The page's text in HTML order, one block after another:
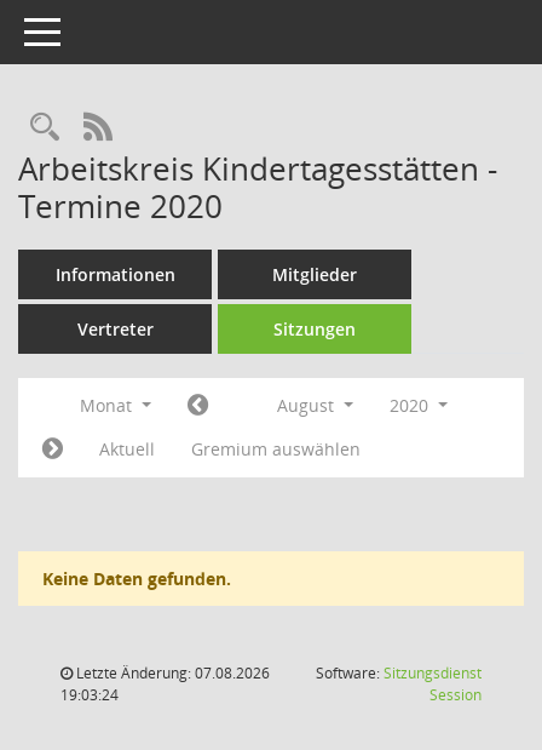
Toggle navigation
Rechercheauswahl
RSS-Feed
Arbeitskreis Kindertagesstätten -
Termine 2020
Informationen Mitglieder
Vertreter Sitzungen
Monat August
2020
Aktuell
Gremium auswählen
Keine Daten gefunden.
Letzte Änderung: 07.08.2026
19:03:24
Software:Sitzungsdienst
Session(Wird in